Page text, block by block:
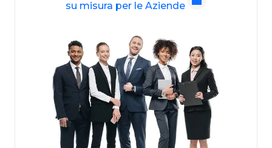
su misura per le Aziende